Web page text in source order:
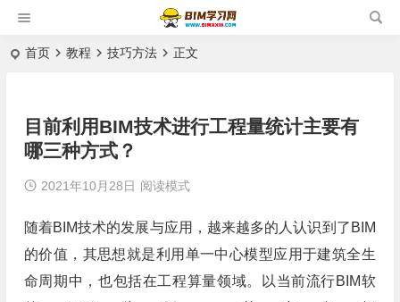
首页 教程 技巧方法 正文
目前利用BIM技术进行工程量统计主要有
哪三种方式？
2021年10月28日 阅读模式
随着BIM技术的发展与应用，越来越多的人认识到了BIM
的价值，其思想就是利用单一中心模型应用于建筑全生
命周期中，也包括在工程算量领域。以当前流行BIM软